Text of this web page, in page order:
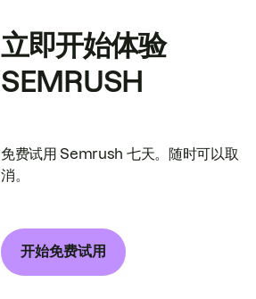
立即开始体验
SEMRUSH
免费试用 Semrush 七天。随时可以取
消。
开始免费试用